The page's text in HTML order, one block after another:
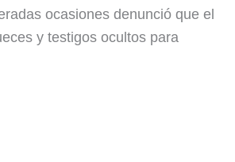
ocasiones denunció que el
y testigos ocultos para